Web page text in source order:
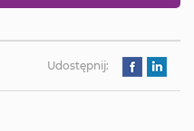
Udostępnij: